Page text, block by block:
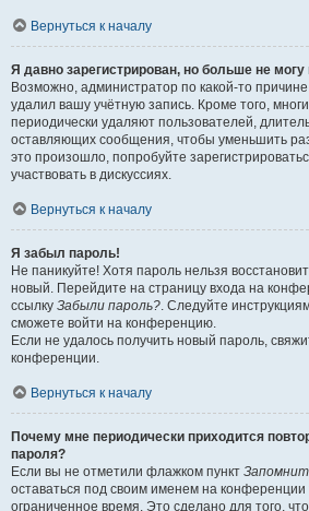
Вернуться к началу
Я давно зарегистрирован, но больше не могу
Возможно, администратор по какой-то
удалил вашу учётную запись. Кроме того,
периодически удаляют пользователей,
оставляющих сообщения, чтобы уменьшить
это произошло, попробуйте
участвовать в дискуссиях.
Вернуться к началу
Я забыл пароль!
Не паникуйте! Хотя пароль нельзя
новый. Перейдите на страницу входа на
ссылку Забыли пароль?. Следуйте
сможете войти на конференцию.
Если не удалось получить новый пароль,
конференции.
Вернуться к началу
Почему мне периодически приходится
пароля?
Если вы не отметили флажком пункт
оставаться под своим именем на конференции
ограниченное время. Это сделано для того,